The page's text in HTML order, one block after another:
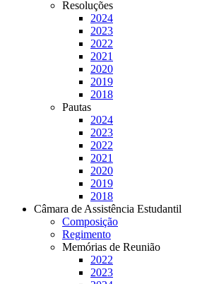
Resoluções
2024
2023
2022
2021
2020
2019
2018
Pautas
2024
2023
2022
2021
2020
2019
2018
Câmara de Assistência Estudantil
Composição
Regimento
Memórias de Reunião
2022
2023